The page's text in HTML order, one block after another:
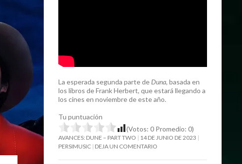
La esperada segunda parte de Duna, basada en
los libros de Frank Herbert, que estará llegando a
los cines en noviembre de este año.
Tu puntuación
(Votos: 0 Promedio: 0)
AVANCES: DUNE – PART TWO
14 DE JUNIO DE 2023
PERSIMUSIC DEJA UN COMENTARIO